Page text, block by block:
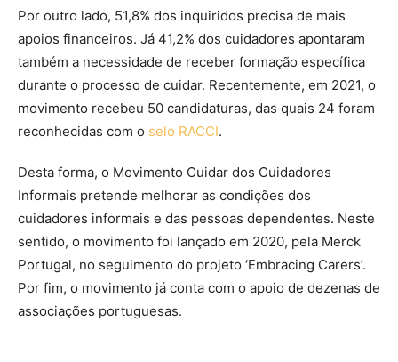
Por outro lado, 51,8% dos inquiridos precisa de mais
apoios financeiros. Já 41,2% dos cuidadores apontaram
também a necessidade de receber formação específica
durante o processo de cuidar. Recentemente, em 2021, o
movimento recebeu 50 candidaturas, das quais 24 foram
reconhecidas com o selo RACCI.
Desta forma, o Movimento Cuidar dos Cuidadores
Informais pretende melhorar as condições dos
cuidadores informais e das pessoas dependentes. Neste
sentido, o movimento foi lançado em 2020, pela Merck
Portugal, no seguimento do projeto ‘Embracing Carers’.
Por fim, o movimento já conta com o apoio de dezenas de
associações portuguesas.